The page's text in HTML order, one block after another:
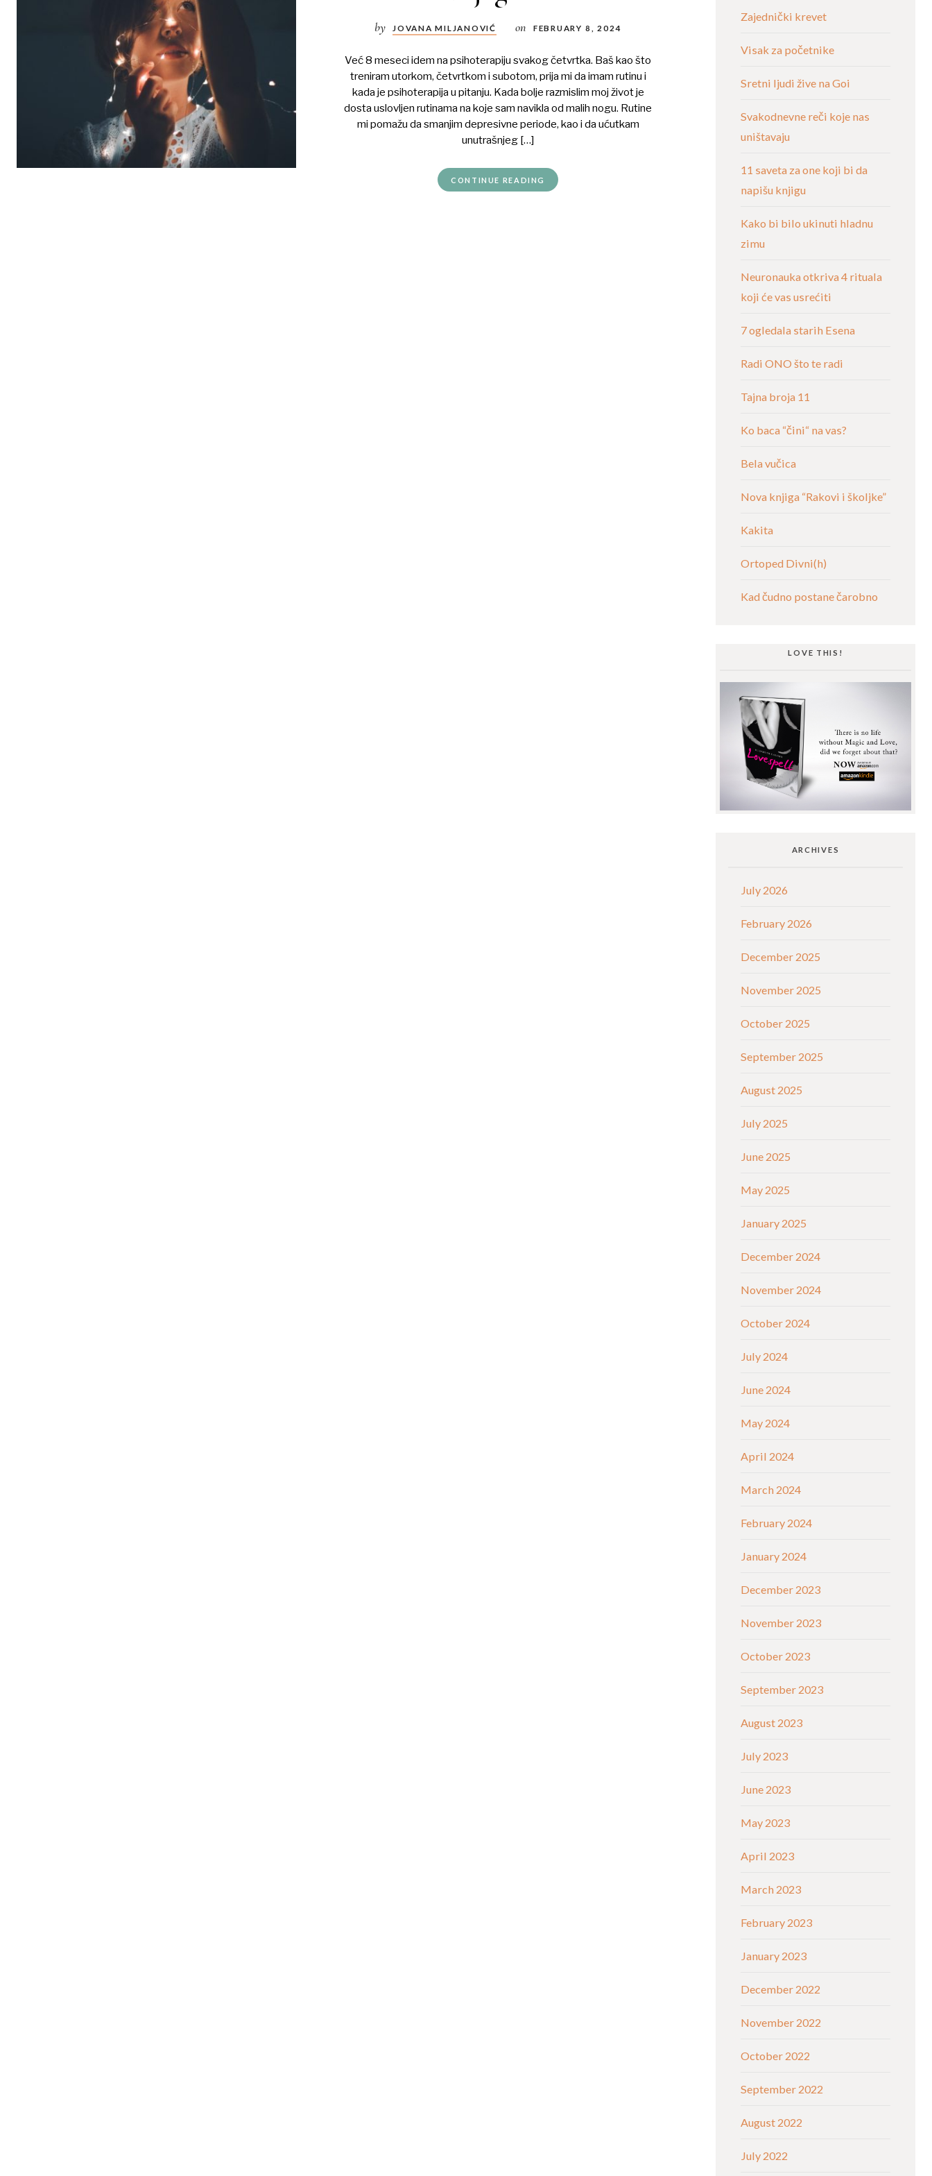
by JOVANA MILJANOVIĆ on FEBRUARY 8, 2024
Već 8 meseci idem na psihoterapiju svakog četvrtka. Baš kao što
treniram utorkom, četvrtkom i subotom, prija mi da imam rutinu i
kada je psihoterapija u pitanju. Kada bolje razmislim moj život je
dosta uslovljen rutinama na koje sam navikla od malih nogu. Rutine
mi pomažu da smanjim depresivne periode, kao i da ućutkam
unutrašnjeg […]
CONTINUE READING
Zajednički krevet
Visak za početnike
Sretni ljudi žive na Goi
Svakodnevne reči koje nas
uništavaju
11 saveta za one koji bi da
napišu knjigu
Kako bi bilo ukinuti hladnu
zimu
Neuronauka otkriva 4 rituala
koji će vas usrećiti
7 ogledala starih Esena
Radi ONO što te radi
Tajna broja 11
Ko baca “čini“ na vas?
Bela vučica
Nova knjiga “Rakovi i školjke”
Kakita
Ortoped Divni(h)
Kad čudno postane čarobno
LOVE THIS!
ARCHIVES
July 2026
February 2026
December 2025
November 2025
October 2025
September 2025
August 2025
July 2025
June 2025
May 2025
January 2025
December 2024
November 2024
October 2024
July 2024
June 2024
May 2024
April 2024
March 2024
February 2024
January 2024
December 2023
November 2023
October 2023
September 2023
August 2023
July 2023
June 2023
May 2023
April 2023
March 2023
February 2023
January 2023
December 2022
November 2022
October 2022
September 2022
August 2022
July 2022